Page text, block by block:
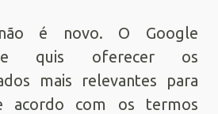
é novo. O Google
quis oferecer os
mais relevantes para
acordo com os termos